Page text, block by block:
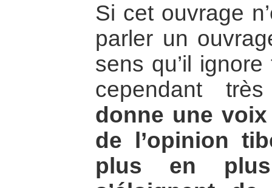
Si cet ouvrage
parler un
sens qu’il
cependant
donne une
de l’opinion
plus en plus